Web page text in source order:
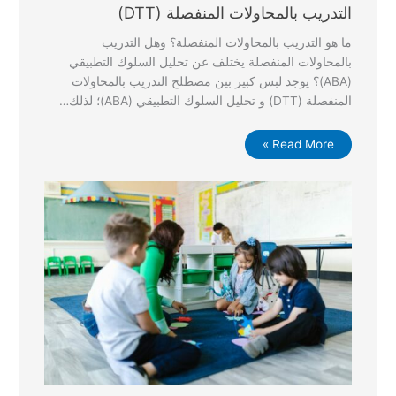
التدريب بالمحاولات المنفصلة (DTT)
ما هو التدريب بالمحاولات المنفصلة؟ وهل التدريب
بالمحاولات المنفصلة يختلف عن تحليل السلوك التطبيقي
(ABA)؟ يوجد لبس كبير بين مصطلح التدريب بالمحاولات
المنفصلة (DTT) و تحليل السلوك التطبيقي (ABA)؛ لذلك…
Read More »